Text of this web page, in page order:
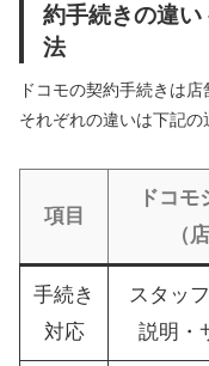
約手続きの違
法
ドコモの契約手続きは
それぞれの違いは下記の
項目
ドコ
（
手続き
対応
スタッ
説明・